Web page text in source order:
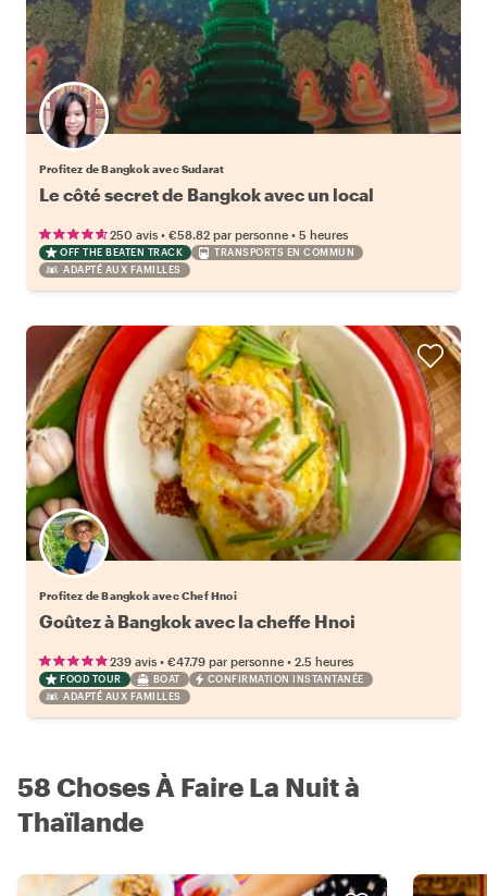
Profitez de Bangkok avec Sudarat
Le côté secret de Bangkok avec un local
250 avis • €58.82 par personne • 5 heures
OFF THE BEATEN TRACK
TRANSPORTS EN COMMUN
ADAPTÉ AUX FAMILLES
Profitez de Bangkok avec Chef Hnoi
Goûtez à Bangkok avec la cheffe Hnoi
239 avis • €47.79 par personne • 2.5 heures
FOOD TOUR BOAT
CONFIRMATION INSTANTANÉE
ADAPTÉ AUX FAMILLES
58 Choses À Faire La Nuit à
Thaïlande